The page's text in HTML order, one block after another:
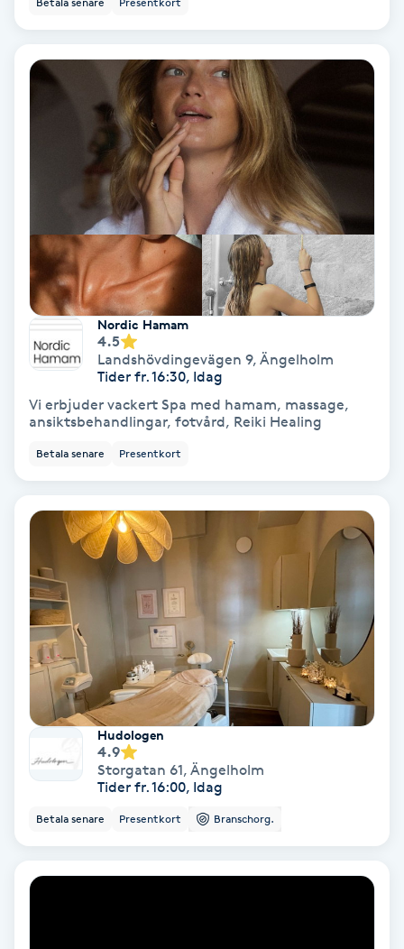
Bambumassage
Barber
Barnklippning
BIAB
Brynfärgning
Brynplockning
Bröllopsuppsättning
Celluliter
Coachning
Color correction
Nordic Hamam
4.5
Landshövdingevägen 9, Ängelholm
Tider fr. 16:30, Idag
Vi erbjuder vackert Spa med hamam, massage,
ansiktsbehandlingar, fotvård, Reiki Healing
Betala senare Presentkort
Hudologen
4.9
Storgatan 61, Ängelholm
Tider fr. 16:00, Idag
Betala senare Presentkort Branschorg.